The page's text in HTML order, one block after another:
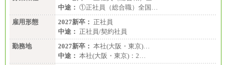
中途： ①正社員（総合職）全国…
雇用形態
2027新卒： 正社員
中途： 正社員/契約社員
勤務地
2027新卒： 本社(大阪・東京)…
中途： 本社(大阪・東京)：2…